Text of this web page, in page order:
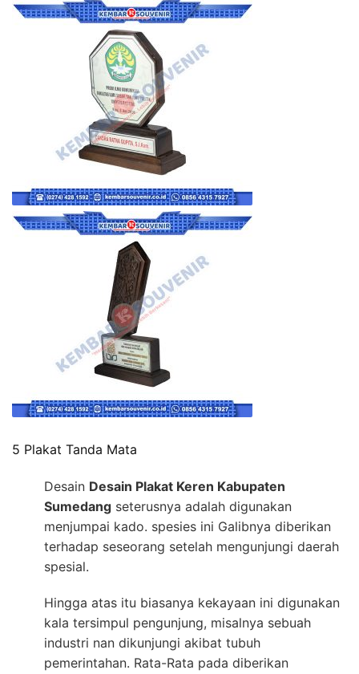
5 Plakat Tanda Mata
Desain Desain Plakat Keren Kabupaten
Sumedang seterusnya adalah digunakan
menjumpai kado. spesies ini Galibnya diberikan
terhadap seseorang setelah mengunjungi daerah
spesial.
Hingga atas itu biasanya kekayaan ini digunakan
kala tersimpul pengunjung, misalnya sebuah
industri nan dikunjungi akibat tubuh
pemerintahan. Rata-Rata pada diberikan